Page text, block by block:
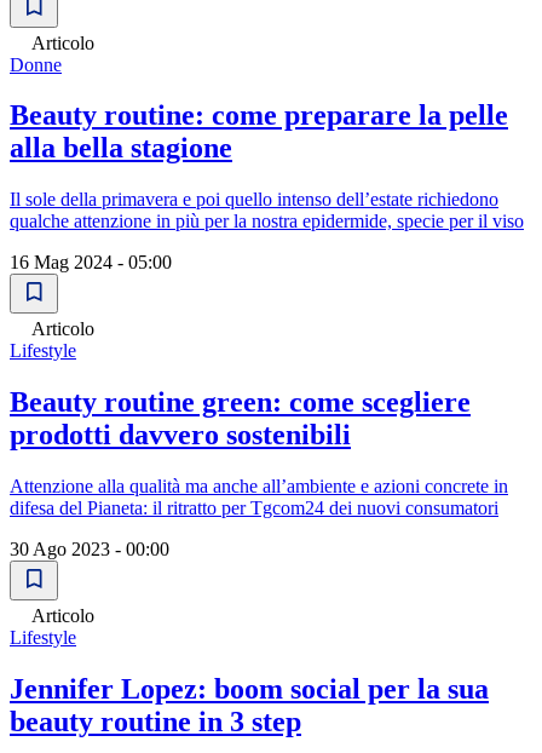
Articolo
Donne
Beauty routine: come preparare la pelle
alla bella stagione
Il sole della primavera e poi quello intenso dell’estate richiedono
qualche attenzione in più per la nostra epidermide, specie per il viso
16 Mag 2024 - 05:00
Articolo
Lifestyle
Beauty routine green: come scegliere
prodotti davvero sostenibili
Attenzione alla qualità ma anche all’ambiente e azioni concrete in
difesa del Pianeta: il ritratto per Tgcom24 dei nuovi consumatori
30 Ago 2023 - 00:00
Articolo
Lifestyle
Jennifer Lopez: boom social per la sua
beauty routine in 3 step